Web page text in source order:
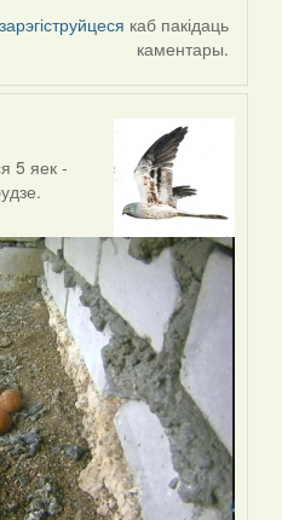
зарэгіструйцеся каб пакідаць
каментары.
5 яек -